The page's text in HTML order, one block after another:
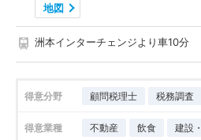
地図
洲本インターチェンジより車10分
得意分野 顧問税理士 税務調査
得意業種 不動産 飲食 建設